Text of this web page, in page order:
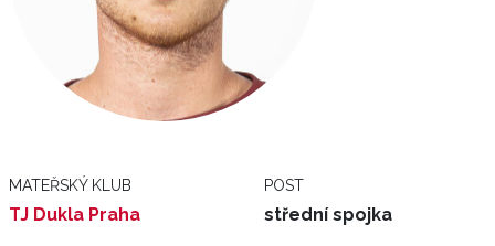
MATEŘSKÝ KLUB
TJ Dukla Praha
POST
střední spojka